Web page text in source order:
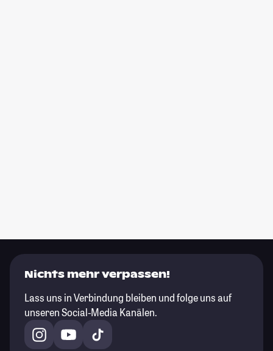
Nichts mehr verpassen!
Lass uns in Verbindung bleiben und folge uns auf
unseren Social-Media Kanälen.